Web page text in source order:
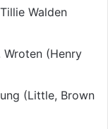
Walden
Wroten (Henry
(Little, Brown